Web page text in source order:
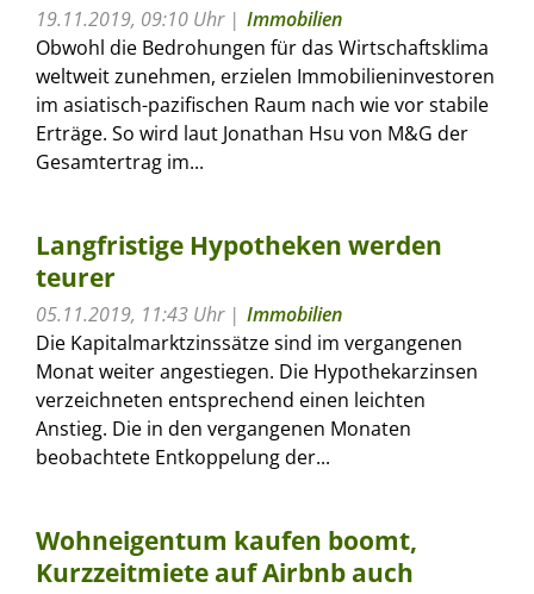
19.11.2019, 09:10 Uhr
Immobilien
Obwohl die Bedrohungen für das Wirtschaftsklima
weltweit zunehmen, erzielen Immobilieninvestoren
im asiatisch-pazifischen Raum nach wie vor stabile
Erträge. So wird laut Jonathan Hsu von M&G der
Gesamtertrag im...
Langfristige Hypotheken werden
teurer
05.11.2019, 11:43 Uhr
Immobilien
Die Kapitalmarktzinssätze sind im vergangenen
Monat weiter angestiegen. Die Hypothekarzinsen
verzeichneten entsprechend einen leichten
Anstieg. Die in den vergangenen Monaten
beobachtete Entkoppelung der...
Wohneigentum kaufen boomt,
Kurzzeitmiete auf Airbnb auch